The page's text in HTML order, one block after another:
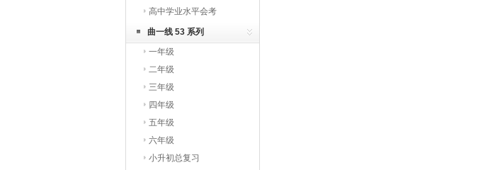
高中学业水平会考
曲一线 53 系列
一年级
二年级
三年级
四年级
五年级
六年级
小升初总复习